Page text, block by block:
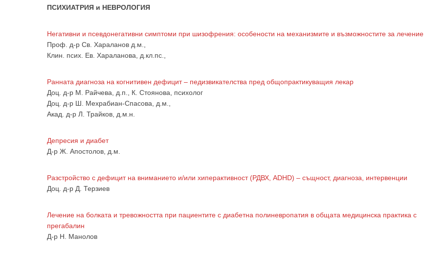
ПСИХИАТРИЯ и НЕВРОЛОГИЯ
Негативни и псевдонегативни симптоми при шизофрения: особености на механизмите и възможностите за лечение
Проф. д-р Св. Хараланов д.м.,
Клин. псих. Ев. Хараланова, д.кл.пс.,
Ранната диагноза на когнитивен дефицит – педизвикателства пред общопрактикуващия лекар
Доц. д-р М. Райчева, д.п., К. Стоянова, психолог
Дoц. д-р Ш. Мехрабиан-Спасова, д.м.,
Акад. д-р Л. Трайков, д.м.н.
Депресия и диабет
Д-р Ж. Апостолов, д.м.
Рaзстройство с дефицит на вниманието и/или хиперактивност (РДВХ, ADHD) – същност, диагноза, интервенции
Доц. д-р Д. Терзиев
Лечение на болката и тревожността при пациентите с диабетна полиневропатия в общата медицинска практика с
прегабалин
Д-р Н. Манолов
НОВИНИ ЗА ОБЩОПРАКТИКУВАЩИЯ ЛЕКАР